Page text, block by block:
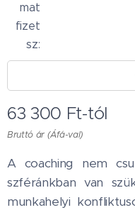
mat
fizet
sz:
63 300 Ft-tól
Bruttó ár (Áfá-val)
A coaching nem
szféránkban van
munkahelyi